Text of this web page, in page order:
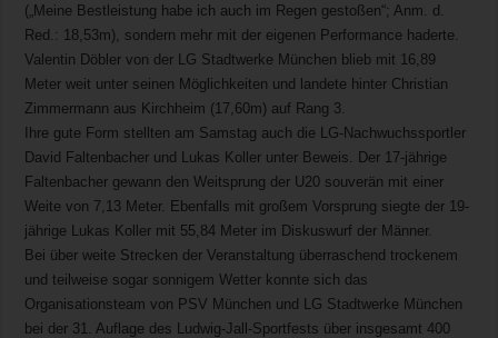
(„Meine Bestleistung habe ich auch im Regen gestoßen“; Anm. d.
Red.: 18,53m), sondern mehr mit der eigenen Performance haderte.
Valentin Döbler von der LG Stadtwerke München blieb mit 16,89
Meter weit unter seinen Möglichkeiten und landete hinter Christian
Zimmermann aus Kirchheim (17,60m) auf Rang 3.
Ihre gute Form stellten am Samstag auch die LG-Nachwuchssportler
David Faltenbacher und Lukas Koller unter Beweis. Der 17-jährige
Faltenbacher gewann den Weitsprung der U20 souverän mit einer
Weite von 7,13 Meter. Ebenfalls mit großem Vorsprung siegte der 19-
jährige Lukas Koller mit 55,84 Meter im Diskuswurf der Männer.
Bei über weite Strecken der Veranstaltung überraschend trockenem
und teilweise sogar sonnigem Wetter konnte sich das
Organisationsteam von PSV München und LG Stadtwerke München
bei der 31. Auflage des Ludwig-Jall-Sportfests über insgesamt 400